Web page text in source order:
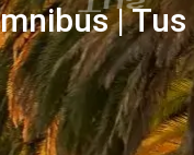
| Tus
Tus